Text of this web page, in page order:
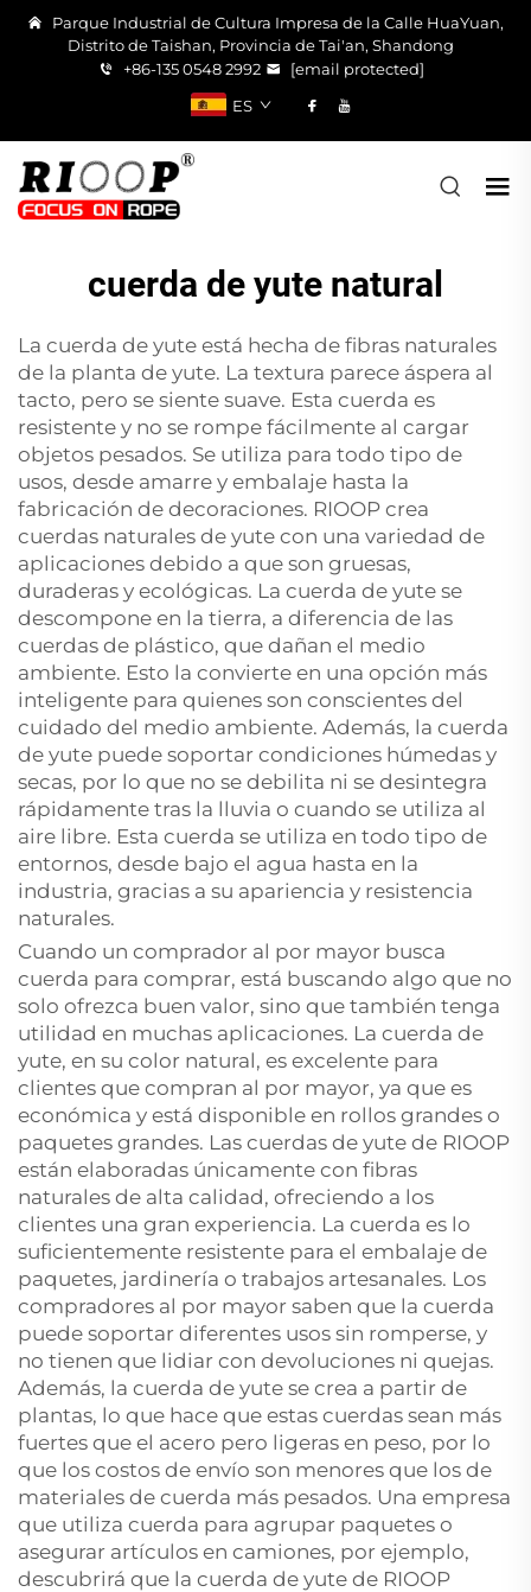
Parque Industrial de Cultura Impresa de la Calle HuaYuan,
Distrito de Taishan, Provincia de Tai'an, Shandong
+86-135 0548 2992
[email protected]
ES
cuerda de yute natural
La cuerda de yute está hecha de fibras naturales
de la planta de yute. La textura parece áspera al
tacto, pero se siente suave. Esta cuerda es
resistente y no se rompe fácilmente al cargar
objetos pesados. Se utiliza para todo tipo de
usos, desde amarre y embalaje hasta la
fabricación de decoraciones. RIOOP crea
cuerdas naturales de yute con una variedad de
aplicaciones debido a que son gruesas,
duraderas y ecológicas. La cuerda de yute se
descompone en la tierra, a diferencia de las
cuerdas de plástico, que dañan el medio
ambiente. Esto la convierte en una opción más
inteligente para quienes son conscientes del
cuidado del medio ambiente. Además, la cuerda
de yute puede soportar condiciones húmedas y
secas, por lo que no se debilita ni se desintegra
rápidamente tras la lluvia o cuando se utiliza al
aire libre. Esta cuerda se utiliza en todo tipo de
entornos, desde bajo el agua hasta en la
industria, gracias a su apariencia y resistencia
naturales.
Cuando un comprador al por mayor busca
cuerda para comprar, está buscando algo que no
solo ofrezca buen valor, sino que también tenga
utilidad en muchas aplicaciones. La cuerda de
yute, en su color natural, es excelente para
clientes que compran al por mayor, ya que es
económica y está disponible en rollos grandes o
paquetes grandes. Las cuerdas de yute de RIOOP
están elaboradas únicamente con fibras
naturales de alta calidad, ofreciendo a los
clientes una gran experiencia. La cuerda es lo
suficientemente resistente para el embalaje de
paquetes, jardinería o trabajos artesanales. Los
compradores al por mayor saben que la cuerda
puede soportar diferentes usos sin romperse, y
no tienen que lidiar con devoluciones ni quejas.
Además, la cuerda de yute se crea a partir de
plantas, lo que hace que estas cuerdas sean más
fuertes que el acero pero ligeras en peso, por lo
que los costos de envío son menores que los de
materiales de cuerda más pesados. Una empresa
que utiliza cuerda para agrupar paquetes o
asegurar artículos en camiones, por ejemplo,
descubrirá que la cuerda de yute de RIOOP